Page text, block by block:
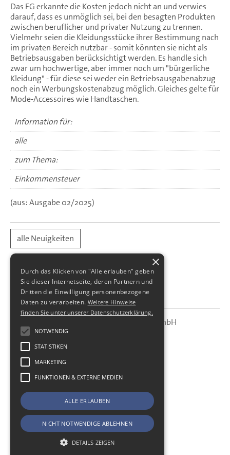
Das FG erkannte die Kosten jedoch nicht an und verwies
darauf, dass es unmöglich sei, bei den besagten Produkten
zwischen beruflicher und privater Nutzung zu trennen.
Vielmehr seien die Kleidungsstücke ihrer Bestimmung nach
im privaten Bereich nutzbar - somit könnten sie nicht als
Betriebsausgaben berücksichtigt werden. Es handle sich
zwar um hochwertige, aber immer noch um "bürgerliche
Kleidung" - für diese sei weder ein Betriebsausgabenabzug
noch ein Werbungskostenabzug möglich. Gleiches gelte für
Mode-Accessoires wie Handtaschen.
Information für:
alle
zum Thema:
Einkommensteuer
(aus: Ausgabe 02/2025)
alle Neuigkeiten
SBS
SBS Richter, Trenner & Kollegen GmbH
Steuerberatungsgesellschaft
Hohe Straße 55
01187Dresden
Telefax:+49 (0) 351 - 87 32 699
E-Mail:kanzlei@sbsdresden.de
ESt-Helfer
Start
Impressum
Datenschutz
×
Durch das Klicken von "Alle erlauben" geben
Sie dieser Internetseite, deren Partnern und
Dritten die Einwilligung personenbezogene
Daten zu verarbeiten. Weitere Hinweise
finden Sie unter unserer Datenschutzerklärung.
NOTWENDIG
STATISTIKEN
MARKETING
FUNKTIONEN & EXTERNE MEDIEN
ALLE ERLAUBEN
NICHT NOTWENDIGE ABLEHNEN
DETAILS ZEIGEN